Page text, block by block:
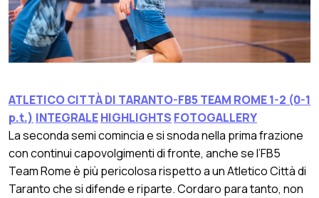
ATLETICO CITTÀ DI TARANTO-FB5 TEAM ROME 1-2 (0-1
p.t.) INTEGRALEHIGHLIGHTS FOTOGALLERY
La seconda semi comincia e si snoda nella prima frazione
con continui capovolgimenti di fronte, anche se l’FB5
Team Rome è più pericolosa rispetto a un Atletico Città di
Taranto che si difende e riparte. Cordaro para tanto, non